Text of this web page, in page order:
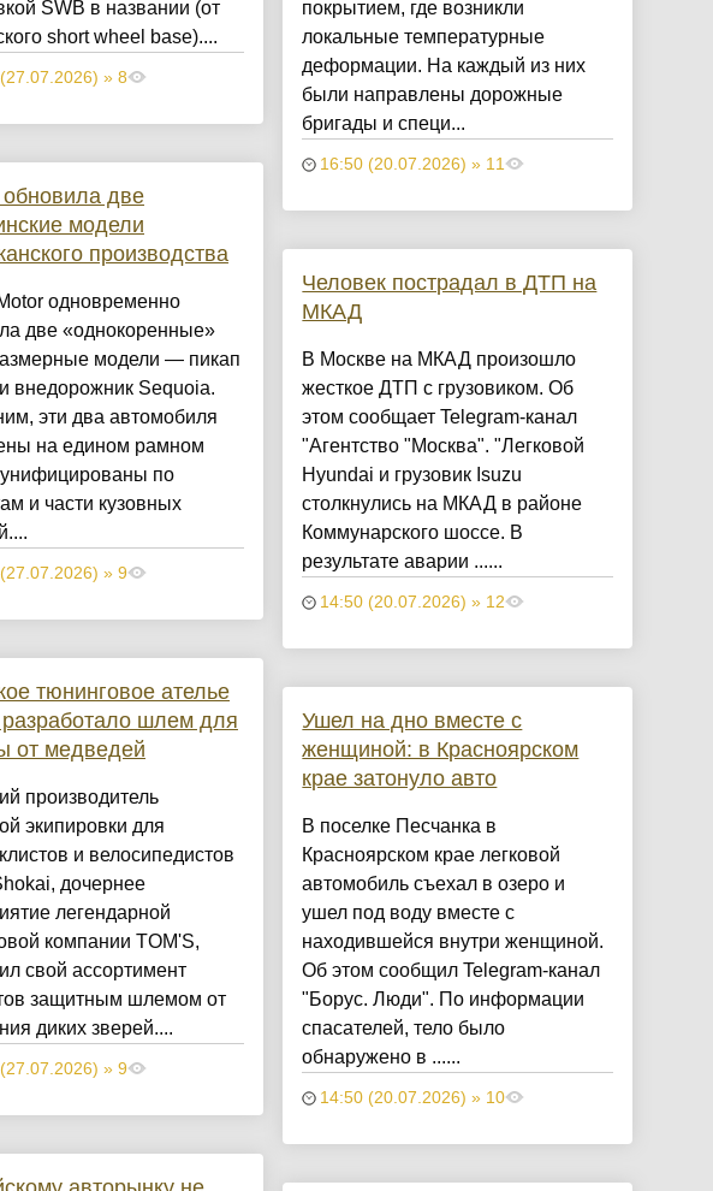
SWB в названии (от
short wheel base)....
» 8
обновила две
модели
производства
одновременно
две «однокоренные»
модели — пикап
внедорожник Sequoia.
эти два автомобиля
на едином рамном
по
и части кузовных
» 9
тюнинговое ателье
шлем для
от медведей
производитель
экипировки для
и велосипедистов
дочернее
легендарной
компании TOM'S,
свой ассортимент
защитным шлемом от
диких зверей....
» 9
покрытием, где возникли
локальные температурные
деформации. На каждый из них
были направлены дорожные
бригады и специ...
16:50 (20.07.2026) » 11
Человек пострадал в ДТП на
МКАД
В Москве на МКАД произошло
жесткое ДТП с грузовиком. Об
этом сообщает Telegram-канал
"Агентство "Москва". "Легковой
Hyundai и грузовик Isuzu
столкнулись на МКАД в районе
Коммунарского шоссе. В
результате аварии ......
14:50 (20.07.2026) » 12
Ушел на дно вместе с
женщиной: в Красноярском
крае затонуло авто
В поселке Песчанка в
Красноярском крае легковой
автомобиль съехал в озеро и
ушел под воду вместе с
находившейся внутри женщиной.
Об этом сообщил Telegram-канал
"Борус. Люди". По информации
спасателей, тело было
обнаружено в ......
14:50 (20.07.2026) » 10